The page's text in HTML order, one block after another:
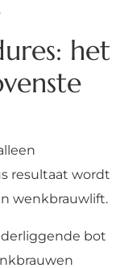
het
resultaat wordt
wenkbrauwlift.
bot